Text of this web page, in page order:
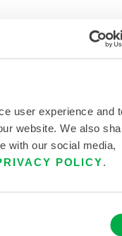
user experience and
website. We also
with our social media,
POLICY